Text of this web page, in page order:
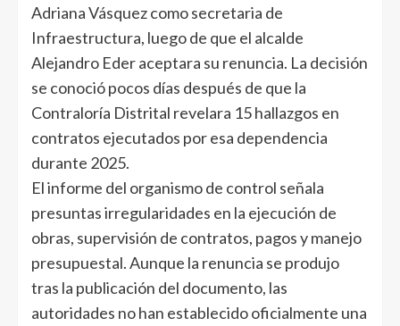
Adriana Vásquez como secretaria de
Infraestructura, luego de que el alcalde
Alejandro Eder aceptara su renuncia. La decisión
se conoció pocos días después de que la
Contraloría Distrital revelara 15 hallazgos en
contratos ejecutados por esa dependencia
durante 2025.
El informe del organismo de control señala
presuntas irregularidades en la ejecución de
obras, supervisión de contratos, pagos y manejo
presupuestal. Aunque la renuncia se produjo
tras la publicación del documento, las
autoridades no han establecido oficialmente una